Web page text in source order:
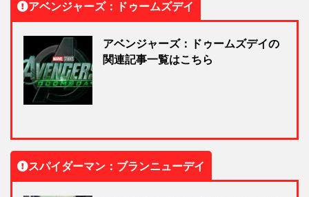
アベンジャーズ：ドゥームズデイ
アベンジャーズ：ドゥームズデイの
関連記事一覧はこちら
スパイダーマン：ブランニューデイ